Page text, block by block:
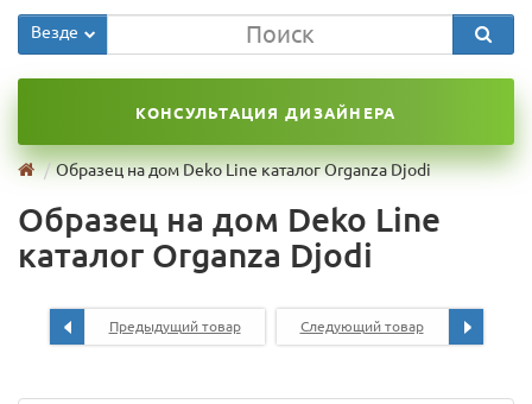
Везде
КОНСУЛЬТАЦИЯ ДИЗАЙНЕРА
Образец на дом Deko Line каталог Organza Djodi
Образец на дом Deko Line
каталог Organza Djodi
Предыдущий товар Следующий товар